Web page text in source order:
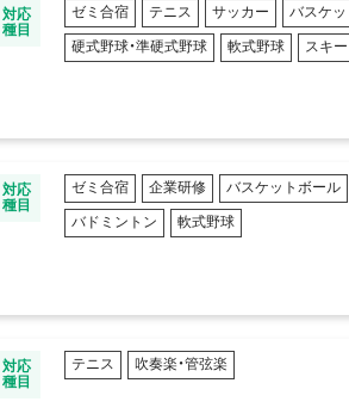
対応
種目
ゼミ合宿 テニス サッカー バスケ
硬式野球・準硬式野球 軟式野球 スキー
対応
種目
ゼミ合宿 企業研修 バスケットボール
バドミントン 軟式野球
対応
種目
テニス 吹奏楽・管弦楽